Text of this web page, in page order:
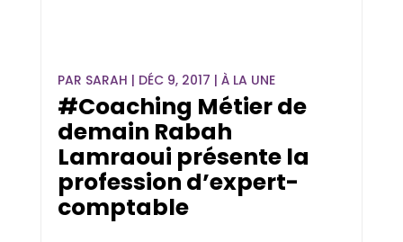
PAR SARAH | DÉC 9, 2017 |À LA UNE
#Coaching Métier de
demain Rabah
Lamraoui présente la
profession d’expert-
comptable